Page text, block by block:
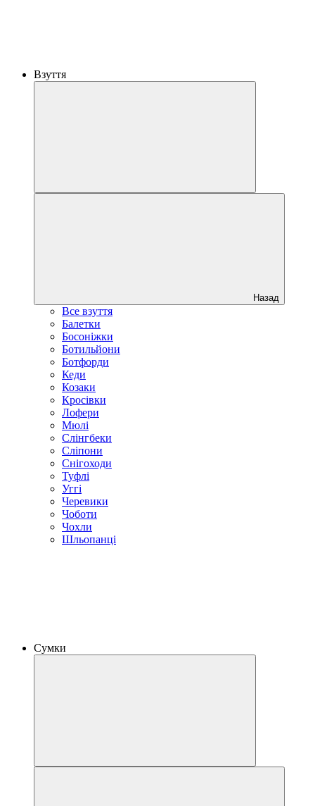
Взуття
Назад
Все взуття
Балетки
Босоніжки
Ботильйони
Ботфорди
Кеди
Козаки
Кросівки
Лофери
Мюлі
Слінгбеки
Сліпони
Снігоходи
Туфлі
Уггі
Черевики
Чоботи
Чохли
Шльопанці
Сумки